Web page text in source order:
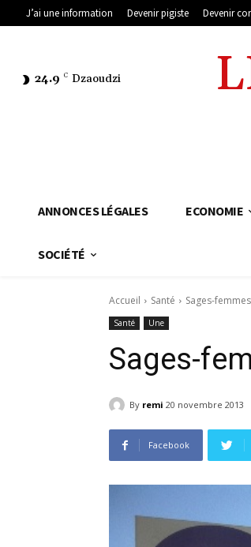
J’ai une information Devenir pigiste Devenir
24.9 C Dzaoudzi
ANNONCES LÉGALES ECONOMIE
SOCIÉTÉ
Accueil Santé Sages-
Santé Une
Sages-
By remi 20 novembre 2013
Facebook